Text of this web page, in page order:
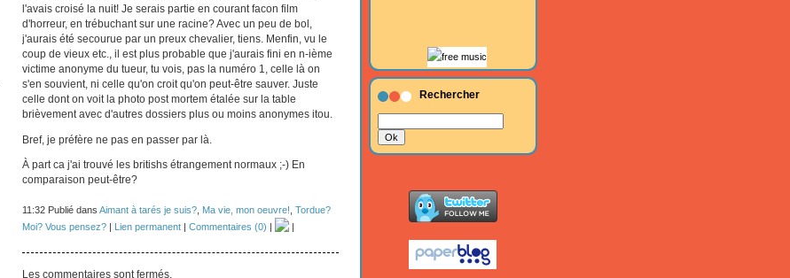
Rechercher
l'avais croisé la nuit! Je serais partie en courant facon film
d'horreur, en trébuchant sur une racine? Avec un peu de bol,
j'aurais été secourue par un preux chevalier, tiens. Menfin, vu le
coup de vieux etc., il est plus probable que j'aurais fini en n-ième
victime anonyme du tueur, tu vois, pas la numéro 1, celle là on
s'en souvient, ni celle qu'on croit qu'on peut-être sauver. Juste
celle dont on voit la photo post mortem étalée sur la table
brièvement avec d'autres dossiers plus ou moins anonymes itou.
Bref, je préfère ne pas en passer par là.
À part ca j'ai trouvé les britishs étrangement normaux ;-) En
comparaison peut-être?
11:32 Publié dans Aimant à tarés je suis?, Ma vie, mon oeuvre! Tordue?
Moi? Vous pensez?| Lien permanent| Commentaires (0) |
Les commentaires sont fermés.